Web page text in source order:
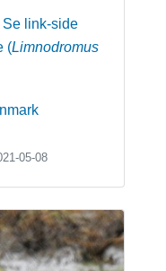
Se link-side
(Limnodromus
05-08